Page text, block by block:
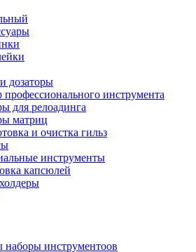
дозаторы
профессионального инструмента
для релоадинга
матриц
и очистка гильз
инструменты
капсюлей
наборы инструментоов